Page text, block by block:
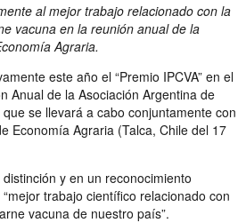
al mejor trabajo relacionado con la
vacuna en la reunión anual de la
Agraria.
este año el “Premio IPCVA” en el
Anual de la Asociación Argentina de
se llevará a cabo conjuntamente con
Economía Agraria (Talca, Chile del 17
y en un reconocimiento
trabajo científico relacionado con
vacuna de nuestro país”.